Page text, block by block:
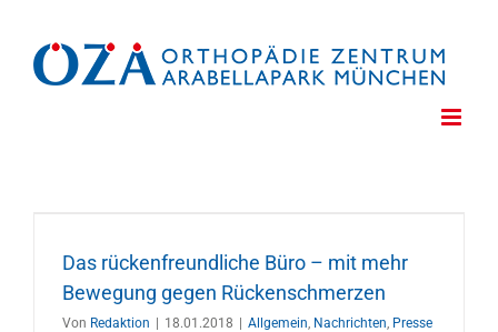
springen
Das rückenfreundliche Büro – mit mehr
Bewegung gegen Rückenschmerzen
Von Redaktion 18.01.2018 Allgemein, Nachrichten, Presse